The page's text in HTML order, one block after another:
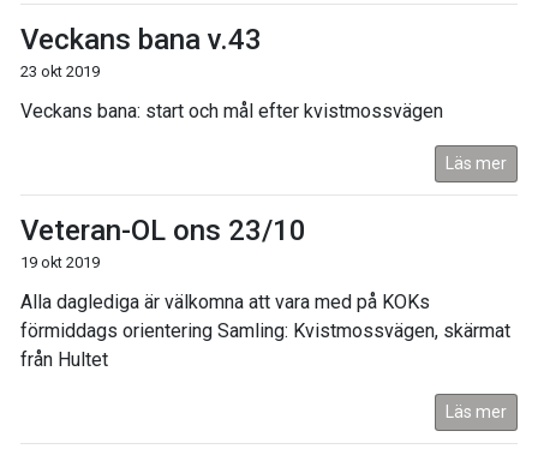
Veckans bana v.43
23 okt 2019
Veckans bana: start och mål efter kvistmossvägen
Läs mer
Veteran-OL ons 23/10
19 okt 2019
Alla daglediga är välkomna att vara med på KOKs
förmiddags orientering Samling: Kvistmossvägen, skärmat
från Hultet
Läs mer